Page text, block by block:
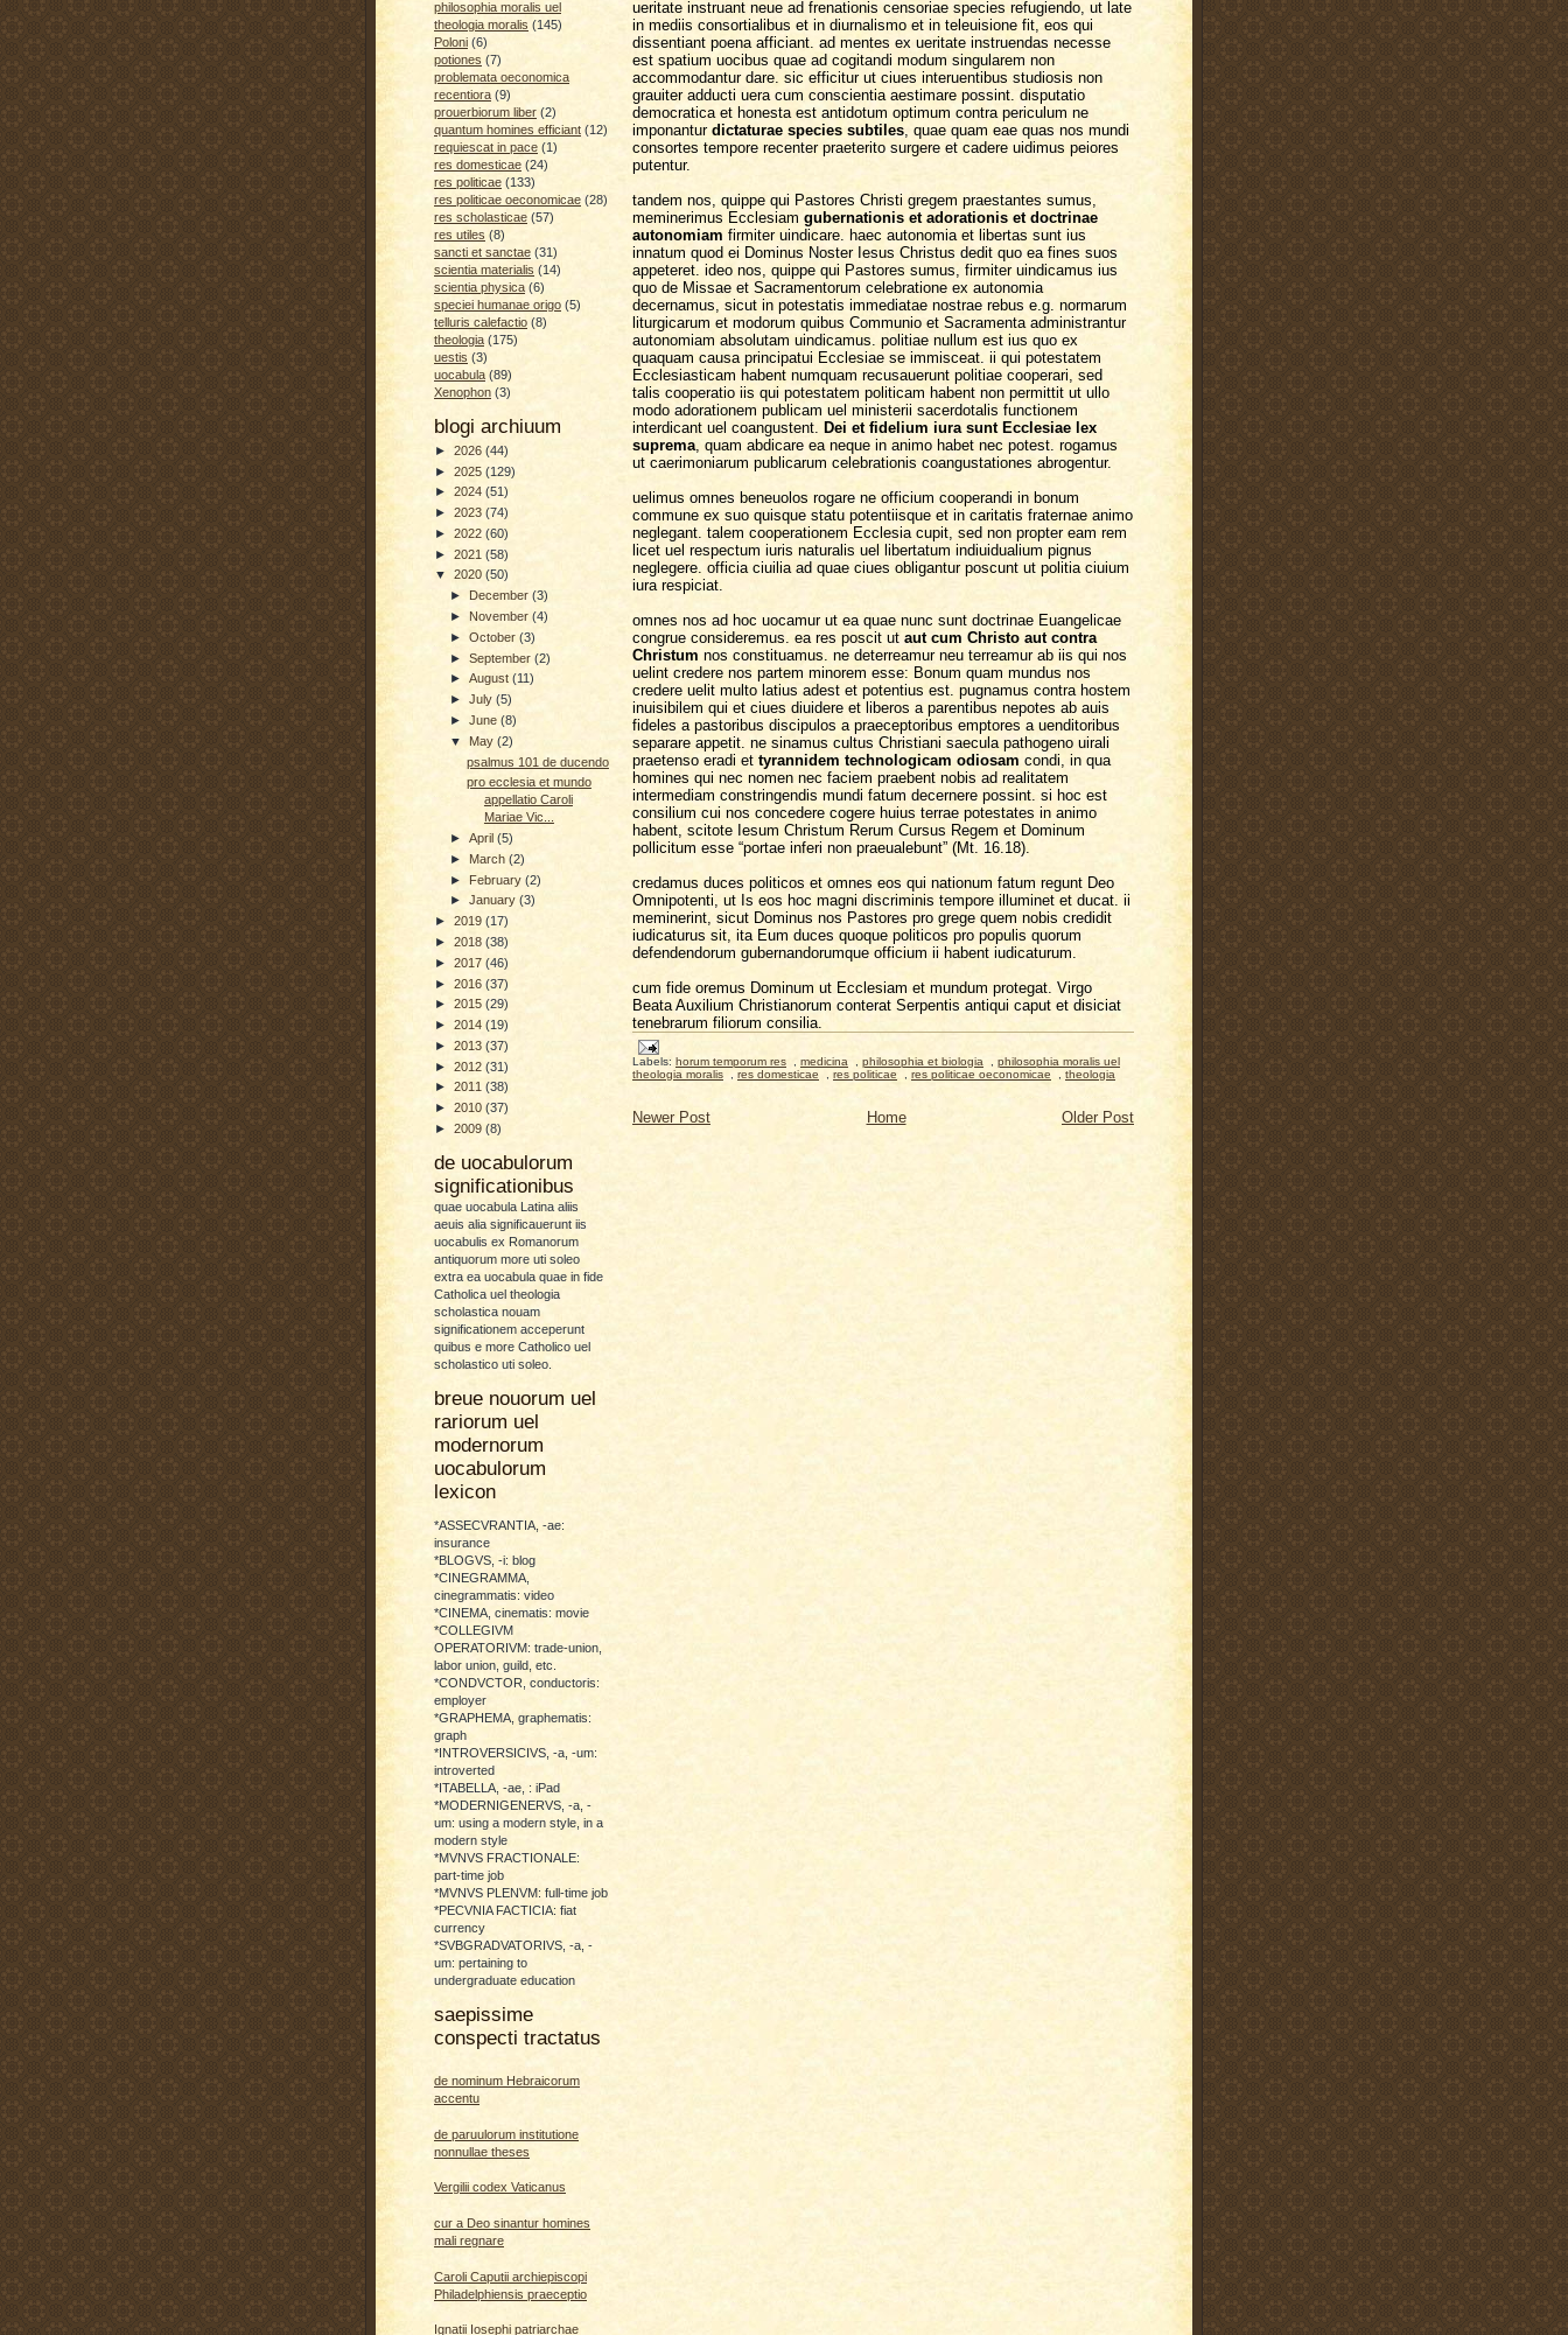
philosophia moralis uel
theologia moralis (145)
Poloni (6)
potiones (7)
problemata oeconomica
recentiora (9)
prouerbiorum liber (2)
quantum homines efficiant (12)
requiescat in pace (1)
res domesticae (24)
res politicae (133)
res politicae oeconomicae (28)
res scholasticae (57)
res utiles (8)
sancti et sanctae (31)
scientia materialis (14)
scientia physica (6)
speciei humanae origo (5)
telluris calefactio (8)
theologia (175)
uestis (3)
uocabula (89)
Xenophon (3)
blogi archiuum
► 2026 (44)
► 2025 (129)
► 2024 (51)
► 2023 (74)
► 2022 (60)
► 2021 (58)
▼ 2020 (50)
►
December(3)
►November(4)
►October(3)
►September(2)
►August(11)
►July(5)
►June(8)
▼May(2)
psalmus 101 de ducendo
pro ecclesia et mundo
appellatio Caroli
Mariae Vic...
►April(5)
► March(2)
►February(2)
►January(3)
► 2019 (17)
► 2018 (38)
► 2017 (46)
► 2016 (37)
► 2015 (29)
► 2014 (19)
► 2013 (37)
► 2012 (31)
► 2011 (38)
► 2010 (37)
► 2009 (8)
de uocabulorum
significationibus
quae uocabula Latina aliis
aeuis alia significauerunt iis
uocabulis ex Romanorum
antiquorum more uti soleo
extra ea uocabula quae in fide
Catholica uel theologia
scholastica nouam
significationem acceperunt
quibus e more Catholico uel
scholastico uti soleo.
breue nouorum uel
rariorum uel
modernorum
uocabulorum
lexicon
*ASSECVRANTIA, -ae:
insurance
*BLOGVS, -i: blog
*CINEGRAMMA,
cinegrammatis: video
*CINEMA, cinematis: movie
*COLLEGIVM
OPERATORIVM: trade-union,
labor union, guild, etc.
*CONDVCTOR, conductoris:
employer
*GRAPHEMA, graphematis:
graph
*INTROVERSICIVS, -a, -um:
introverted
*ITABELLA, -ae, : iPad
*MODERNIGENERVS, -a, -
um: using a modern style, in a
modern style
*MVNVS FRACTIONALE:
part-time job
*MVNVS PLENVM: full-time job
*PECVNIA FACTICIA: fiat
currency
*SVBGRADVATORIVS, -a, -
um: pertaining to
undergraduate education
saepissime
conspecti tractatus
de nominum Hebraicorum
accentu
de paruulorum institutione
nonnullae theses
Vergilii codex Vaticanus
cur a Deo sinantur homines
mali regnare
Caroli Caputii archiepiscopi
Philadelphiensis praeceptio
Ignatii Iosephi patriarchae
ueritate instruant neue ad frenationis censoriae species refugiendo, ut late
in mediis consortialibus et in diurnalismo et in teleuisione fit, eos qui
dissentiant poena afficiant. ad mentes ex ueritate instruendas necesse
est spatium uocibus quae ad cogitandi modum singularem non
accommodantur dare. sic efficitur ut ciues interuentibus studiosis non
grauiter adducti uera cum conscientia aestimare possint. disputatio
democratica et honesta est antidotum optimum contra periculum ne
imponantur dictaturae species subtiles , quae quam eae quas nos mundi
consortes tempore recenter praeterito surgere et cadere uidimus peiores
putentur.
tandem nos, quippe qui Pastores Christi gregem praestantes sumus,
meminerimus Ecclesiam gubernationis et adorationis et doctrinae
autonomiam firmiter uindicare. haec autonomia et libertas sunt ius
innatum quod ei Dominus Noster Iesus Christus dedit quo ea fines suos
appeteret. ideo nos, quippe qui Pastores sumus, firmiter uindicamus ius
quo de Missae et Sacramentorum celebratione ex autonomia
decernamus, sicut in potestatis immediatae nostrae rebus e.g. normarum
liturgicarum et modorum quibus Communio et Sacramenta administrantur
autonomiam absolutam uindicamus. politiae nullum est ius quo ex
quaquam causa principatui Ecclesiae se immisceat. ii qui potestatem
Ecclesiasticam habent numquam recusauerunt politiae cooperari, sed
talis cooperatio iis qui potestatem politicam habent non permittit ut ullo
modo adorationem publicam uel ministerii sacerdotalis functionem
interdicant uel coangustent.
Dei et fidelium iura sunt Ecclesiae lex
suprema , quam abdicare ea neque in animo habet nec potest. rogamus
ut caerimoniarum publicarum celebrationis coangustationes abrogentur.
uelimus omnes beneuolos rogare ne officium cooperandi in bonum
commune ex suo quisque statu potentiisque et in caritatis fraternae animo
neglegant. talem cooperationem Ecclesia cupit, sed non propter eam rem
licet uel respectum iuris naturalis uel libertatum indiuidualium pignus
neglegere. officia ciuilia ad quae ciues obligantur poscunt ut politia ciuium
iura respiciat.
omnes nos ad hoc uocamur ut ea quae nunc sunt doctrinae Euangelicae
congrue consideremus. ea res poscit ut aut cum Christo aut contra
Christum nos constituamus. ne deterreamur neu terreamur ab iis qui nos
uelint credere nos partem minorem esse: Bonum quam mundus nos
credere uelit multo latius adest et potentius est. pugnamus contra hostem
inuisibilem qui et ciues diuidere et liberos a parentibus nepotes ab auis
fideles a pastoribus discipulos a praeceptoribus emptores a uenditoribus
separare appetit. ne sinamus cultus Christiani saecula pathogeno uirali
praetenso eradi et tyrannidem technologicam odiosam condi, in qua
homines qui nec nomen nec faciem praebent nobis ad realitatem
intermediam constringendis mundi fatum decernere possint. si hoc est
consilium cui nos concedere cogere huius terrae potestates in animo
habent, scitote Iesum Christum Rerum Cursus Regem et Dominum
pollicitum esse “portae inferi non praeualebunt” (Mt. 16.18).
credamus duces politicos et omnes eos qui nationum fatum regunt Deo
Omnipotenti, ut Is eos hoc magni discriminis tempore illuminet et ducat. ii
meminerint, sicut Dominus nos Pastores pro grege quem nobis credidit
iudicaturus sit, ita Eum duces quoque politicos pro populis quorum
defendendorum gubernandorumque officium ii habent iudicaturum.
cum fide oremus Dominum ut Ecclesiam et mundum protegat. Virgo
Beata Auxilium Christianorum conterat Serpentis antiqui caput et disiciat
tenebrarum filiorum consilia.
Labels: horum temporum res medicina philosophia et biologia
philosophia moralis uel
theologia moralis
res domesticae res politicae res politicae oeconomicae theologia
Newer Post Older Post
Home